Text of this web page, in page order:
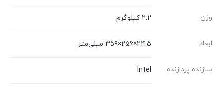
وزن ۲.۲ کیلوگرم
ابعاد ۲۴.۵×۲۵۶×۳۵۹ میلی‌متر
سازنده پردازنده Intel